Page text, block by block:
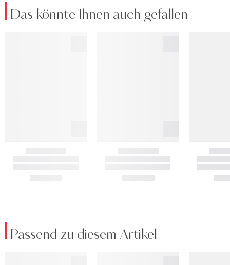
Das könnte Ihnen auch gefallen
Passend zu diesem Artikel